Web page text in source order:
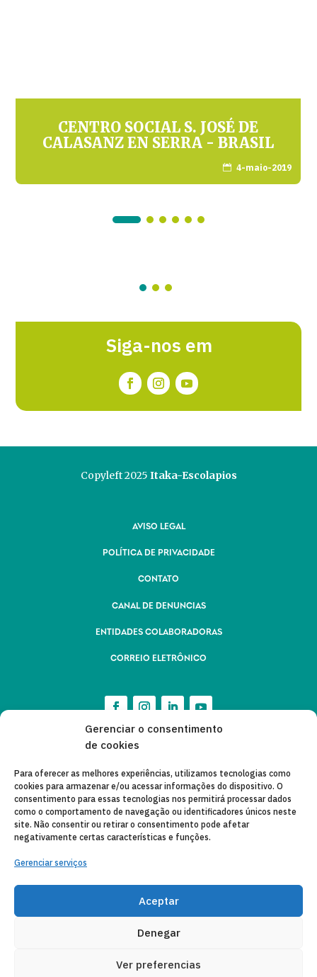
Gerenciar o consentimento
de cookies
Para oferecer as melhores experiências, utilizamos tecnologias como
cookies para armazenar e/ou acessar informações do dispositivo. O
consentimento para essas tecnologias nos permitirá processar dados
como o comportamento de navegação ou identificadores únicos neste
site. Não consentir ou retirar o consentimento pode afetar
negativamente certas características e funções.
Gerenciar serviços
Aceptar
Denegar
Ver preferencias
CENTRO SOCIAL S. JOSÉ DE
CALASANZ EN SERRA - BRASIL
 4-maio-2019
Siga-nos em
Copyleft 2025 Itaka-Escolapios
AVISO LEGAL
POLÍTICA DE PRIVACIDADE
CONTATO
CANAL DE DENUNCIAS
ENTIDADES COLABORADORAS
CORREIO ELETRÔNICO